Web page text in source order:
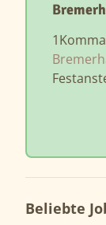
Beliebte